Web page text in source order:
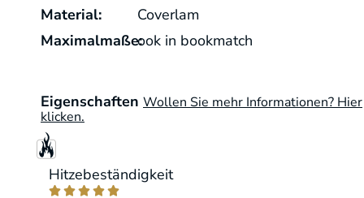
Material:
Coverlam
Maximalmaße:ook in bookmatch
Eigenschaften Wollen Sie mehr Informationen? Hier
klicken.
Hitzebeständigkeit
    